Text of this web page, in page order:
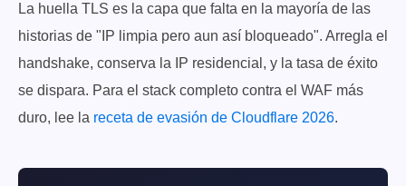
La huella TLS es la capa que falta en la mayoría de las
historias de "IP limpia pero aun así bloqueado". Arregla el
handshake, conserva la IP residencial, y la tasa de éxito
se dispara. Para el stack completo contra el WAF más
duro, lee la receta de evasión de Cloudflare 2026.